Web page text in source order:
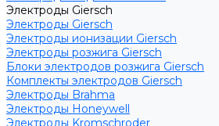
Электроды Giersch
Электроды Giersch
Электроды ионизации Giersch
Электроды розжига Giersch
Блоки электродов розжига Giersch
Комплекты электродов Giersch
Электроды Brahma
Электроды Honeywell
Электроды Kromschroder